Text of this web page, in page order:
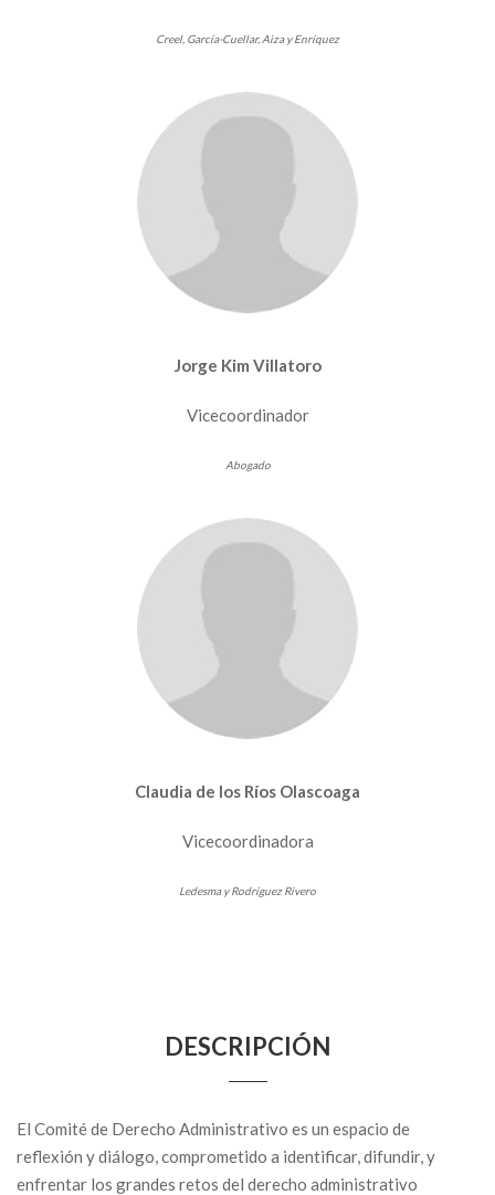
Creel, García-Cuellar, Aiza y Enríquez
Jorge Kim Villatoro
Vicecoordinador
Abogado
Claudia de los Ríos Olascoaga
Vicecoordinadora
Ledesma y Rodríguez Rivero
DESCRIPCIÓN
El Comité de Derecho Administrativo es un espacio de
reflexión y diálogo, comprometido a identificar, difundir, y
enfrentar los grandes retos del derecho administrativo